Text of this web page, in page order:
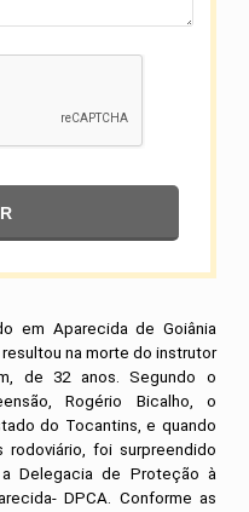
em Aparecida de Goiânia
na morte do instrutor
de 32 anos. Segundo o
Rogério Bicalho, o
do Tocantins, e quando
rodoviário, foi surpreendido
Delegacia de Proteção à
DPCA. Conforme as